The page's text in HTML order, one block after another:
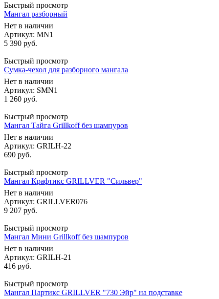
Быстрый просмотр
Мангал разборный
Нет в наличии
Артикул: MN1
5 390 руб.
Быстрый просмотр
Сумка-чехол для разборного мангала
Нет в наличии
Артикул: SMN1
1 260 руб.
Быстрый просмотр
Мангал Тайга Grillkoff без шампуров
Нет в наличии
Артикул: GRILH-22
690 руб.
Быстрый просмотр
Мангал Крафтикс GRILLVER "Сильвер"
Нет в наличии
Артикул: GRILLVER076
9 207 руб.
Быстрый просмотр
Мангал Мини Grillkoff без шампуров
Нет в наличии
Артикул: GRILH-21
416 руб.
Быстрый просмотр
Мангал Партикс GRILLVER "730 Эйр" на подставке